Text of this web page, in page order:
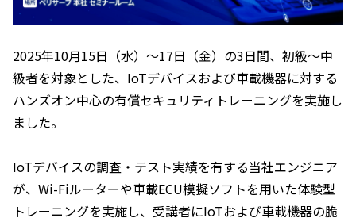
2025年10月15日（水）～17日（金）の3日間、初級～中
級者を対象とした、IoTデバイスおよび車載機器に対する
ハンズオン中心の有償セキュリティトレーニングを実施し
ました。
IoTデバイスの調査・テスト実績を有する当社エンジニア
が、Wi-Fiルーターや車載ECU模擬ソフトを用いた体験型
トレーニングを実施し、受講者にIoTおよび車載機器の脆